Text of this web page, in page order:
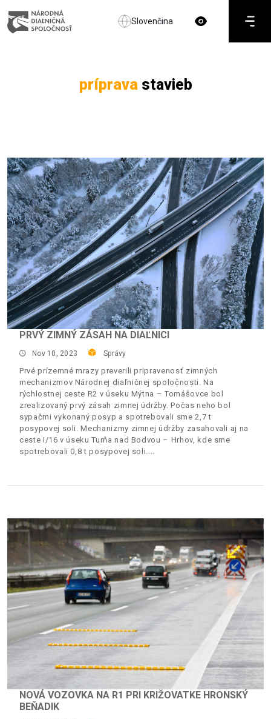
Slovenčina
prípravastavieb
PRVÝ ZIMNÝ ZÁSAH NA DIAĽNICI
Nov 10, 2023 Správy
Prvé prízemné mrazy preverili pripravenosť zimných
mechanizmov Národnej diaľničnej spoločnosti. Na
rýchlostnej ceste R2 v úseku Mýtna – Tomášovce bol
zrealizovaný prvý zásah zimnej údržby. Počas neho bol
sypačmi vykonaný posyp a spotrebovali sme 2,7 t
posypovej soli. Mechanizmy zimnej údržby zasahovali aj na
ceste I/16 v úseku Turňa nad Bodvou – Hrhov, kde sme
spotrebovali 0,8 t posypovej soli.
NOVÁ VOZOVKA NA R1 PRI KRIŽOVATKE HRONSKÝ
BEŇADIK